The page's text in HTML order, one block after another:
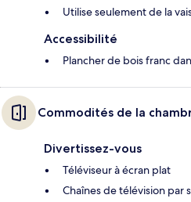
Utilise seulement de la
Accessibilité
Plancher de bois franc
Commodités de la
Divertissez-vous
Téléviseur à écran plat
Chaînes de télévision par